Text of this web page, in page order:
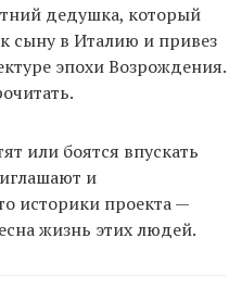
дедушка, который
сыну в Италию и привез
эпохи Возрождения.
или боятся впускать
и
историки проекта —
жизнь этих людей.